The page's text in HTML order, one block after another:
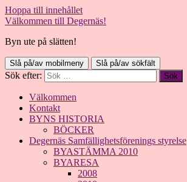
Hoppa till innehållet
Välkommen till Degernäs!
Byn ute på slätten!
Slå på/av mobilmeny Slå på/av sökfält
Sök efter:
Välkommen
Kontakt
BYNS HISTORIA
BÖCKER
Degernäs Samfällighetsförenings styrelse
BYASTÄMMA 2010
BYARESA
2008